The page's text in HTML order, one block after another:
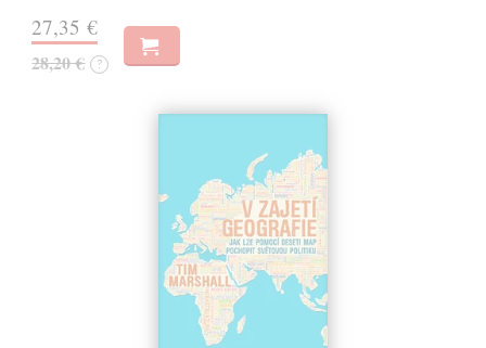
27,35 €
28,20 € ?